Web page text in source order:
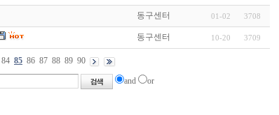
동구센터 01-02 3708
동구센터 10-20 3709
84 85 86 87 88 89 90
and or